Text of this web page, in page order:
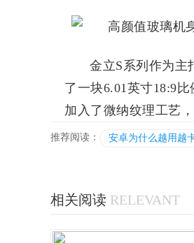
金立S系列作为主
了一块6.01英寸18:9
加入了微纳纹理工艺
推荐阅读： 安卓为什么越用越
相关阅读 RELEVANT